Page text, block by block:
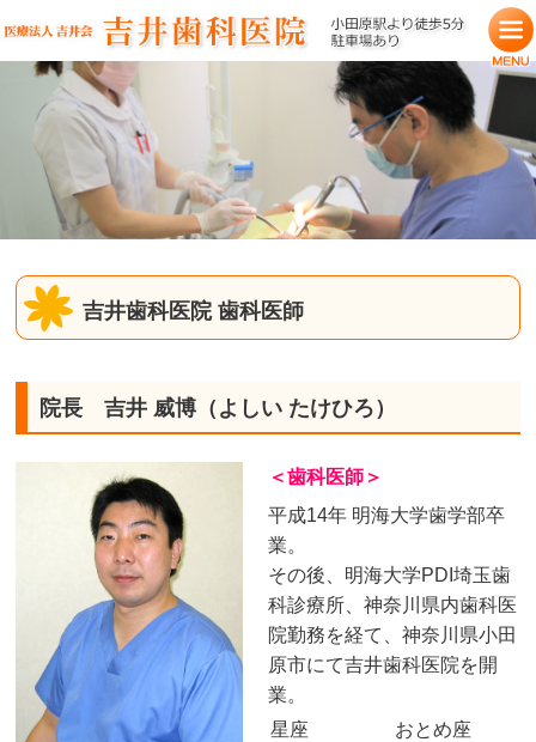
吉井歯科医院 歯科医師
院長 吉井 威博（よしい たけひろ）
＜歯科医師＞
平成14年 明海大学歯学部卒
業。
その後、明海大学PDI埼玉歯
科診療所、神奈川県内歯科医
院勤務を経て、神奈川県小田
原市にて吉井歯科医院を開
業。
星座
おとめ座